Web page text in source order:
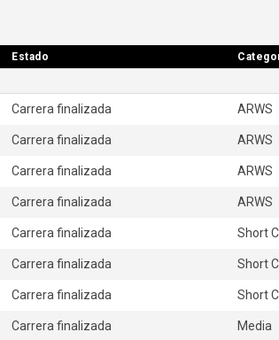
Estado
Carrera finalizada ARWS
Carrera finalizada ARWS
Carrera finalizada ARWS
Carrera finalizada ARWS
Carrera finalizada Short
Carrera finalizada Short
Carrera finalizada Short
Carrera finalizada Media
Estado